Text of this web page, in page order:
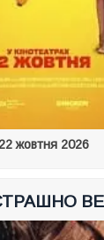
жовтня 2026